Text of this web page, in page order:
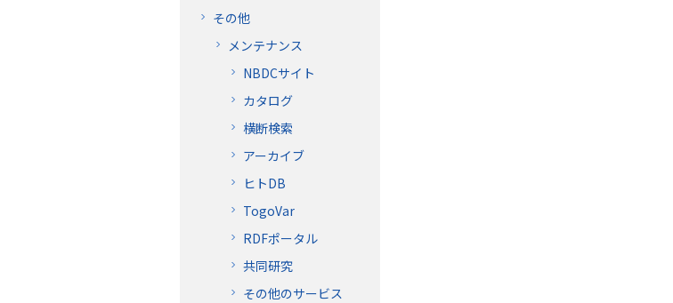
その他
メンテナンス
NBDCサイト
カタログ
横断検索
アーカイブ
ヒトDB
TogoVar
RDFポータル
共同研究
その他のサービス